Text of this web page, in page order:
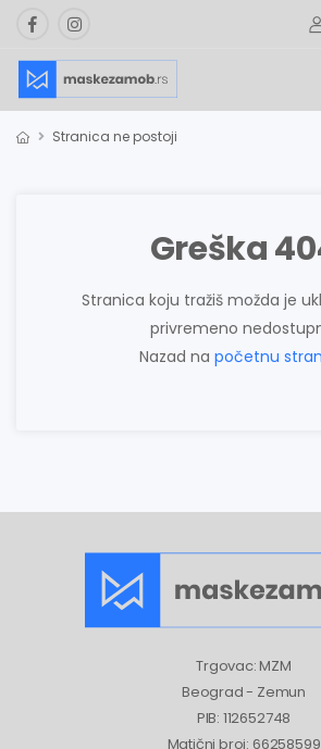
Stranica ne postoji
Greška
Stranica koju tražiš možda je
privremeno
Nazad na početnu
Trgovac: MZM
Beograd - Zemun
PIB: 112652748
Matični broj: 66258599